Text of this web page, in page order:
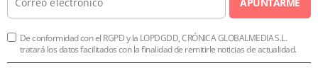
De conformidad con el RGPD y la LOPDGDD, CRÓNICA GLOBALMEDIA S.L.
tratará los datos facilitados con la finalidad de remitirle noticias de actualidad.